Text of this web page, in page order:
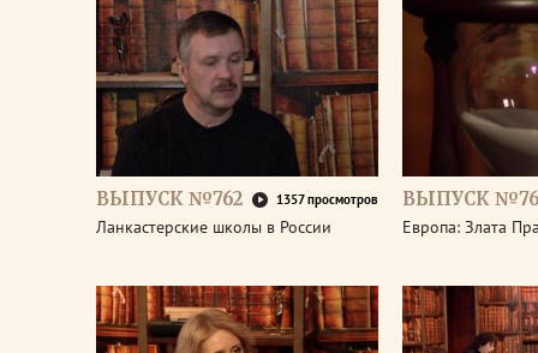
ВЫПУСК №762 1357 просмотров
Ланкастерские школы в России
ВЫПУСК
Европа: Злата